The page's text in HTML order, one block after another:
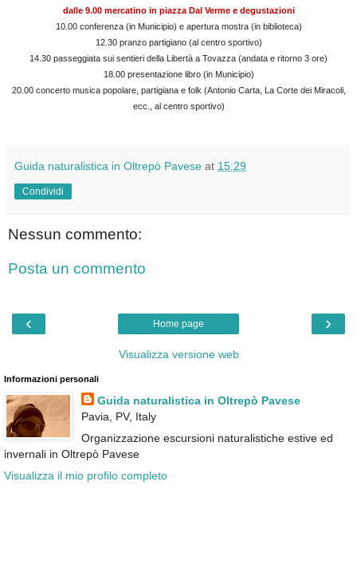
dalle 9.00 mercatino in piazza Dal Verme e degustazioni
10.00 conferenza (in Municipio) e apertura mostra (in biblioteca)
12.30 pranzo partigiano (al centro sportivo)
14.30 passeggiata sui sentieri della Libertà a Tovazza (andata e ritorno 3 ore)
18.00 presentazione libro (in Municipio)
20.00 concerto musica popolare, partigiana e folk (Antonio Carta, La Corte dei Miracoli,
ecc., al centro sportivo)
Guida naturalistica in Oltrepò Pavese at 15:29
Condividi
Nessun commento:
Posta un commento
‹ ›
Home page
Visualizza versione web
Informazioni personali
Guida naturalistica in Oltrepò Pavese
Pavia, PV, Italy
Organizzazione escursioni naturalistiche estive ed
invernali in Oltrepò Pavese
Visualizza il mio profilo completo